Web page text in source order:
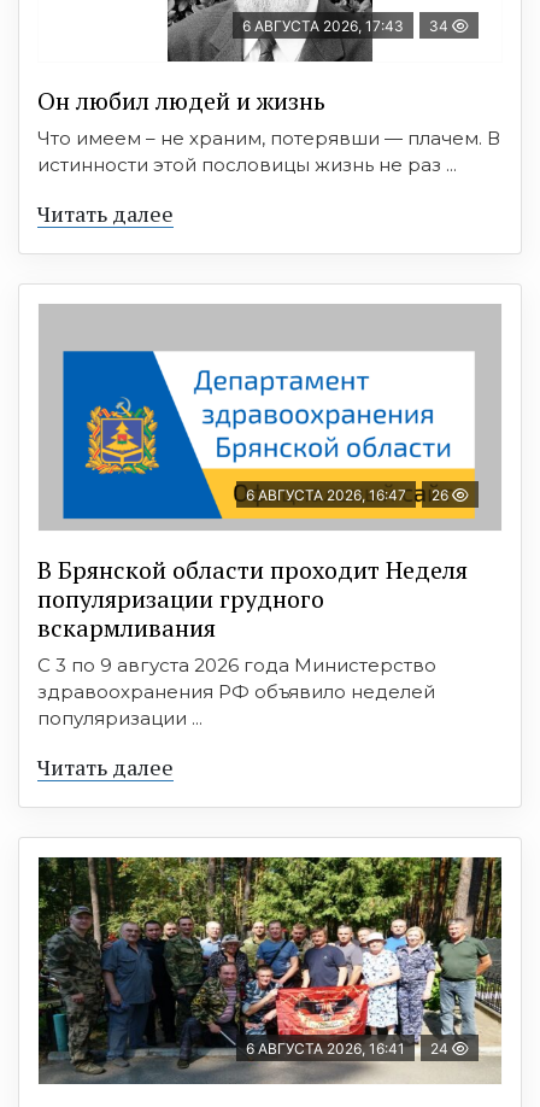
6 АВГУСТА 2026, 17:43 34
Он любил людей и жизнь
Что имеем – не храним, потерявши — плачем. В
истинности этой пословицы жизнь не раз ...
Читать далее
6 АВГУСТА 2026, 16:47 26
В Брянской области проходит Неделя
популяризации грудного
вскармливания
С 3 по 9 августа 2026 года Министерство
здравоохранения РФ объявило неделей
популяризации ...
Читать далее
6 АВГУСТА 2026, 16:41 24